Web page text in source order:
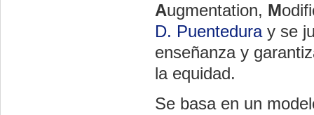
Augmentation, M
D. Puenteduray se
enseñanza y
la equidad.
Se basa en un